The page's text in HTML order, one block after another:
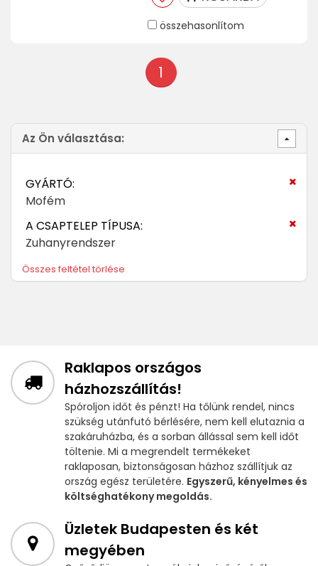
összehasonlítom
1
Az Ön választása:
GYÁRTÓ:
Mofém
A CSAPTELEP TÍPUSA:
Zuhanyrendszer
Összes feltétel törlése
Raklapos országos
házhozszállítás!
Spóroljon időt és pénzt! Ha tőlünk rendel, nincs
szükség utánfutó bérlésére, nem kell elutaznia a
szakáruházba, és a sorban állással sem kell időt
töltenie. Mi a megrendelt termékeket
raklaposan, biztonságosan házhoz szállítjuk az
ország egész területére. Egyszerű, kényelmes és
költséghatékony megoldás.
Üzletek Budapesten és két
megyében